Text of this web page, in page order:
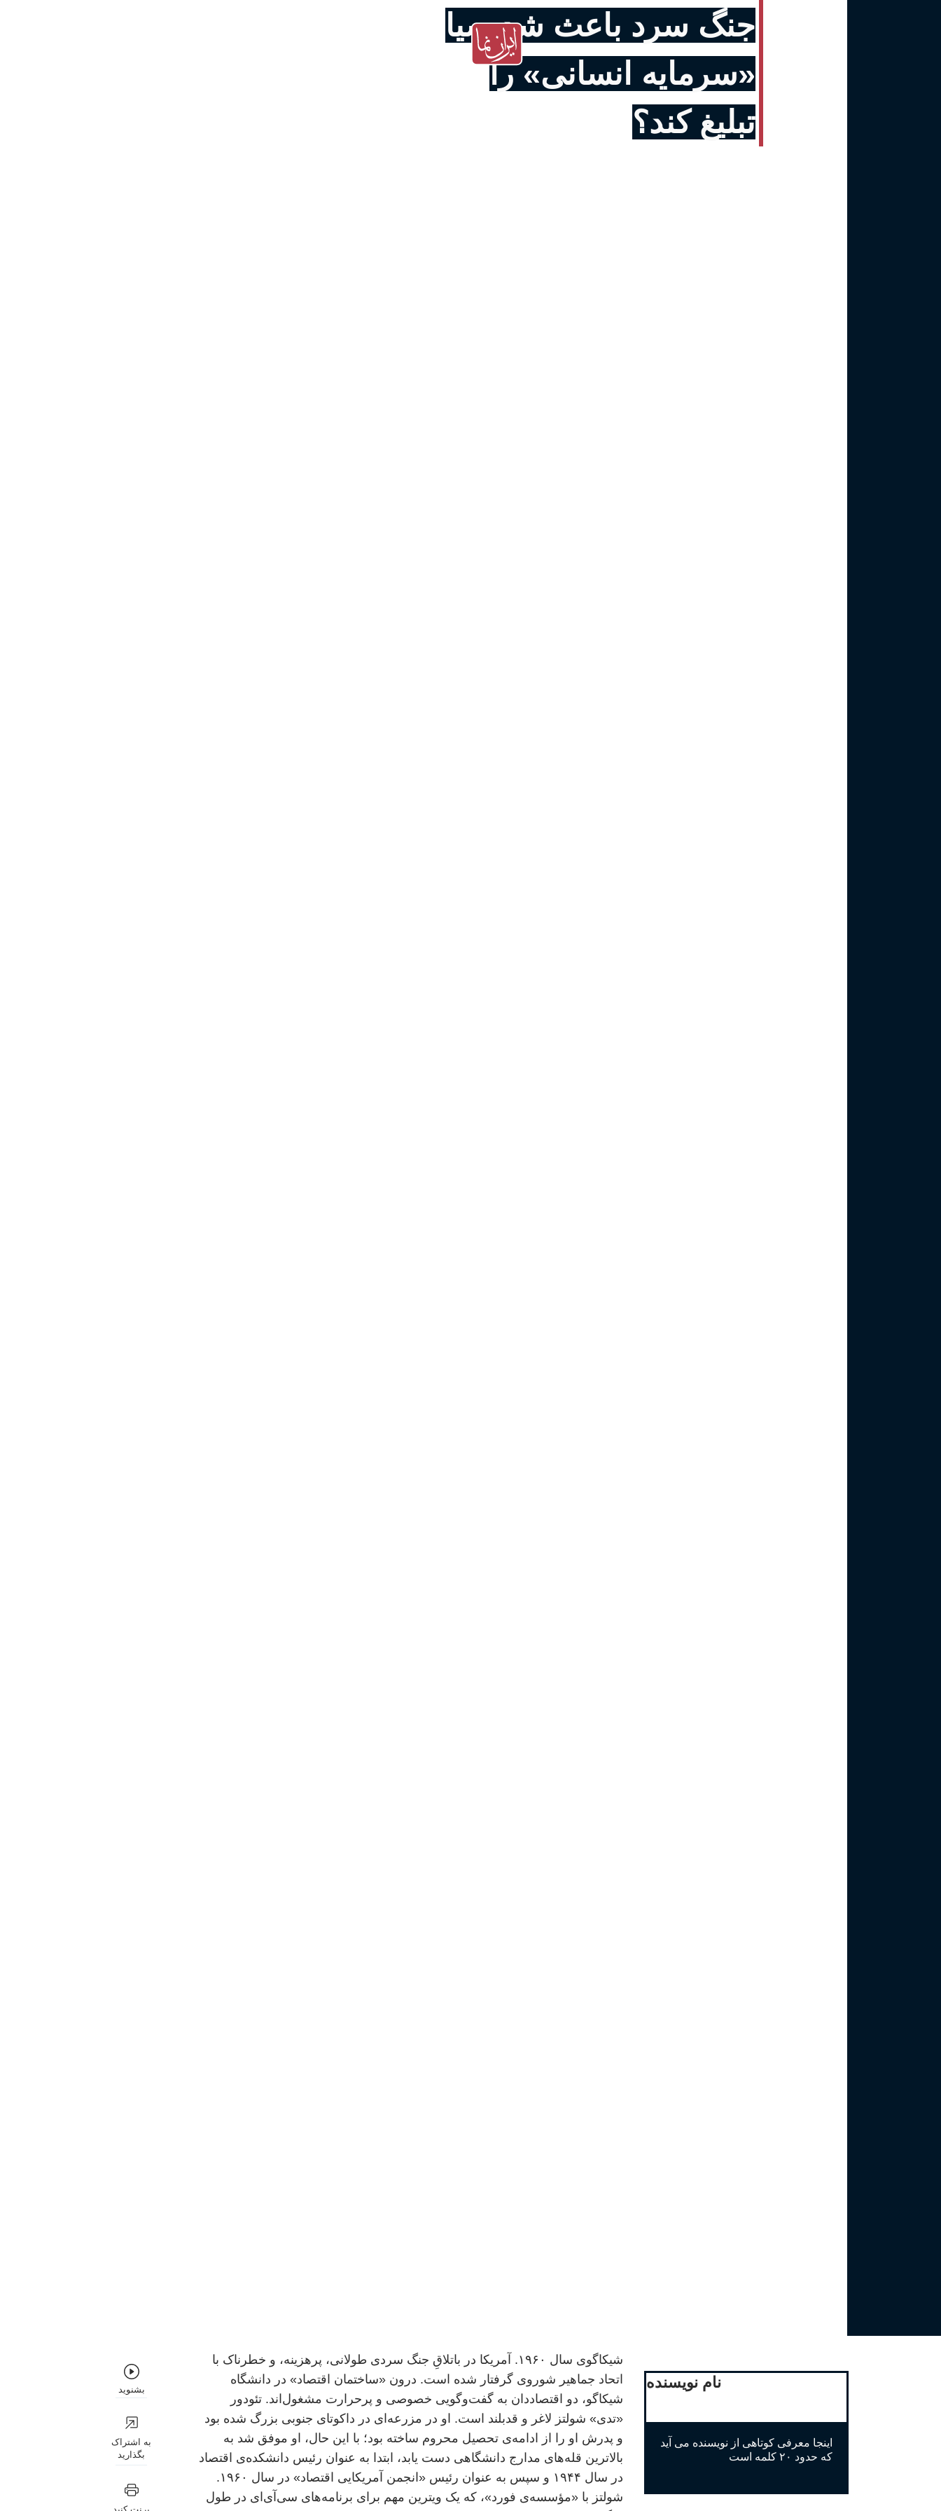
جنگ سرد باعث شد سیا
«سرمایه انسانی» را
تبلیغ کند؟
نام نویسنده
اینجا معرفی کوتاهی از نویسنده می آید
که حدود ۲۰ کلمه است
شیکاگوی سال ۱۹۶۰. آمریکا در باتلاقِ جنگ سردی طولانی، پرهزینه، و خطرناک با
اتحاد جماهیر شوروی گرفتار شده است. درون «ساختمان اقتصاد» در دانشگاه
شیکاگو، دو اقتصاددان به گفت‌وگویی خصوصی و پرحرارت مشغول‌اند. تئودور
«تدی» شولتز لاغر و قدبلند است. او در مزرعه‌ای در داکوتای جنوبی بزرگ شده بود
و پدرش او را از ادامه‌ی تحصیل محروم ساخته بود؛ با این حال، او موفق شد به
بالاترین قله‌های مدارج دانشگاهی دست یابد، ابتدا به عنوان رئیس دانشکده‌ی اقتصاد
در سال ۱۹۴۴ و سپس به عنوان رئیس «انجمن آمریکایی اقتصاد» در سال ۱۹۶۰.
شولتز با «مؤسسه‌ی فورد»، که یک ویترین مهم برای برنامه‌های سی‌آی‌ای در طول
بشنوید
به اشتراک
بگذارید